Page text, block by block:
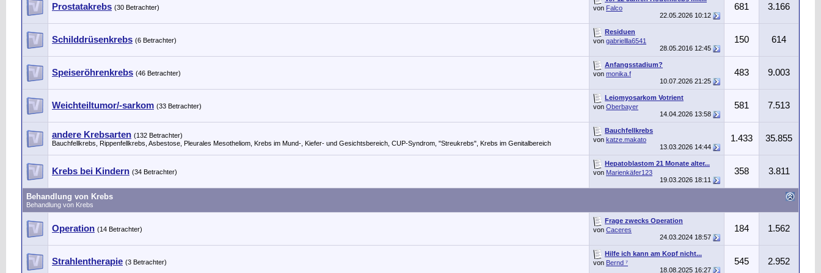
Prostatakrebs (30 Betrachter)
von Falco
22.05.2026 10:12
681 3.166
Schilddrüsenkrebs (6 Betrachter)
Residuen
von gabriellla6541
28.05.2016 12:45
150 614
Speiseröhrenkrebs (46 Betrachter)
Anfangsstadium?
von monika.f
10.07.2026 21:25
483 9.003
Weichteiltumor/-sarkom (33 Betrachter)
Leiomyosarkom Votrient
von Oberbayer
14.04.2026 13:58
581 7.513
andere Krebsarten (132 Betrachter)
Bauchfellkrebs, Rippenfellkrebs, Asbestose, Pleurales Mesotheliom, Krebs im Mund-, Kiefer- und Gesichtsbereich, CUP-Syndrom, "Streukrebs", Krebs im Genitalbereich
Bauchfellkrebs
von katze.makato
13.03.2026 14:44
1.433 35.855
Krebs bei Kindern (34 Betrachter)
Hepatoblastom 21 Monate alter...
von Marienkäfer123
19.03.2026 18:11
358 3.811
Behandlung von Krebs
Behandlung von Krebs
Operation (14 Betrachter)
Frage zwecks Operation
von Caceres
24.03.2024 18:57
184 1.562
Strahlentherapie (3 Betrachter)
Hilfe ich kann am Kopf nicht...
von Bernd ⁷
18.08.2025 16:27
545 2.952